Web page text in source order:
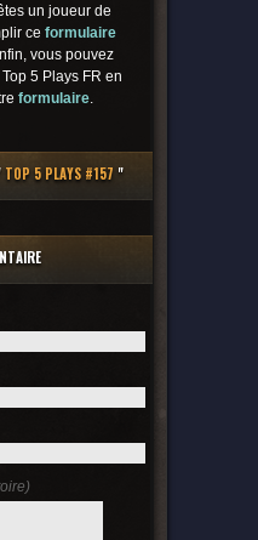
un joueur de
ceformulaire
vous pouvez
5 Plays FR en
formulaire.
TOP 5 PLAYS #157 "